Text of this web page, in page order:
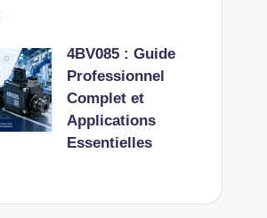
4BV085 : Guide
Professionnel
Complet et
Applications
Essentielles